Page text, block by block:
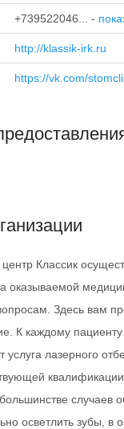
+739522046... -
http://klassik-irk.ru
https://vk.com/
Классик
оказываемой
Здесь вам
К каждому
услуга лазерного
случаев
осветлить зубы,